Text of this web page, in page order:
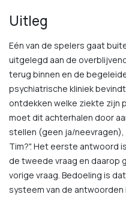
Uitleg
Eén van de spelers gaat
uitgelegd aan de
terug binnen en de
psychiatrische kliniek
ontdekken welke ziekte zijn
moet dit achterhalen door
stellen (geen ja/neevragen),
Tim?". Het eerste antwoord
de tweede vraag en daarop
vorige vraag. Bedoeling is
systeem van de antwoorden